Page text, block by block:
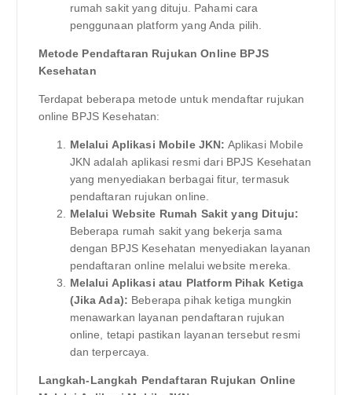
rumah sakit yang dituju. Pahami cara
penggunaan platform yang Anda pilih.
Metode Pendaftaran Rujukan Online BPJS
Kesehatan
Terdapat beberapa metode untuk mendaftar rujukan
online BPJS Kesehatan:
Melalui Aplikasi Mobile JKN: Aplikasi Mobile
JKN adalah aplikasi resmi dari BPJS Kesehatan
yang menyediakan berbagai fitur, termasuk
pendaftaran rujukan online.
Melalui Website Rumah Sakit yang Dituju:
Beberapa rumah sakit yang bekerja sama
dengan BPJS Kesehatan menyediakan layanan
pendaftaran online melalui website mereka.
Melalui Aplikasi atau Platform Pihak Ketiga
(Jika Ada): Beberapa pihak ketiga mungkin
menawarkan layanan pendaftaran rujukan
online, tetapi pastikan layanan tersebut resmi
dan terpercaya.
Langkah-Langkah Pendaftaran Rujukan Online